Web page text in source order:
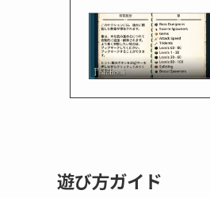
遊び方ガイド